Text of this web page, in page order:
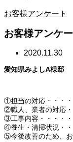
お客様アンケート
お客様アンケ
2020.11.30
愛知県みよしA様邸
①担当の対応・・・
②職人、業者の対応
③工事内容・・・・
④養生・清掃状況・
⑤今後改善のため、